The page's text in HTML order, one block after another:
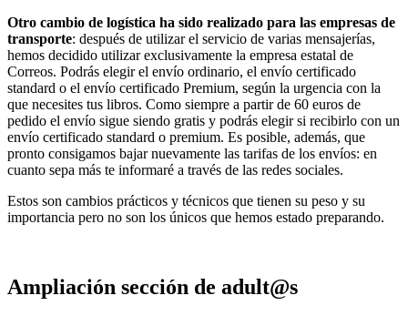
Otro cambio de logística ha sido realizado para las empresas de
transporte: después de utilizar el servicio de varias mensajerías,
hemos decidido utilizar exclusivamente la empresa estatal de
Correos. Podrás elegir el envío ordinario, el envío certificado
standard o el envío certificado Premium, según la urgencia con la
que necesites tus libros. Como siempre a partir de 60 euros de
pedido el envío sigue siendo gratis y podrás elegir si recibirlo con un
envío certificado standard o premium. Es posible, además, que
pronto consigamos bajar nuevamente las tarifas de los envíos: en
cuanto sepa más te informaré a través de las redes sociales.
Estos son cambios prácticos y técnicos que tienen su peso y su
importancia pero no son los únicos que hemos estado preparando.
Ampliación sección de adult@s